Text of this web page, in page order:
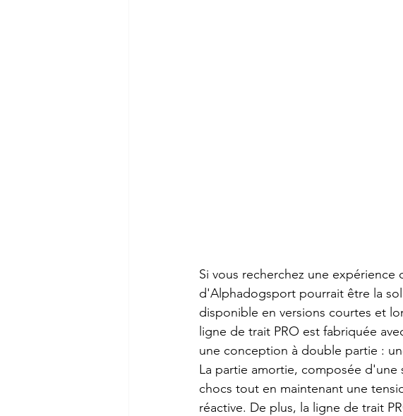
Si vous recherchez une
d'Alphadogsport pourrait être la
disponible en versions courtes et
ligne de trait PRO est fabriquée
une conception à double partie :
La partie amortie, composée d'une
chocs tout en maintenant une
réactive. De plus, la ligne de trait